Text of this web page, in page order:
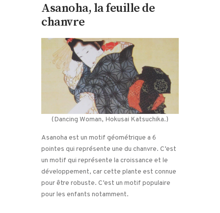
Asanoha, la feuille de
chanvre
(Dancing Woman, Hokusai Katsuchika.)
Asanoha est un motif géométrique a 6
pointes qui représente une du chanvre. C’est
un motif qui représente la croissance et le
développement, car cette plante est connue
pour être robuste. C’est un motif populaire
pour les enfants notamment.